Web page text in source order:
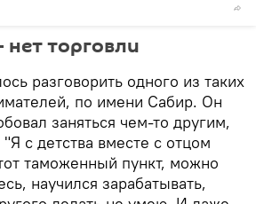
торговли
разговорить одного из таких
по имени Сабир. Он
заняться чем-то другим,
с детства вместе с отцом
таможенный пункт, можно
научился зарабатывать,